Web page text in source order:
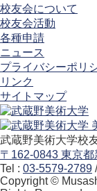
校友会について
校友会活動
各種申請
ニュース
プライバシーポリ
リンク
サイトマップ
武蔵野美術大学
〒162-0843 東京
Tel : 03-5579-2789
Copyright ©